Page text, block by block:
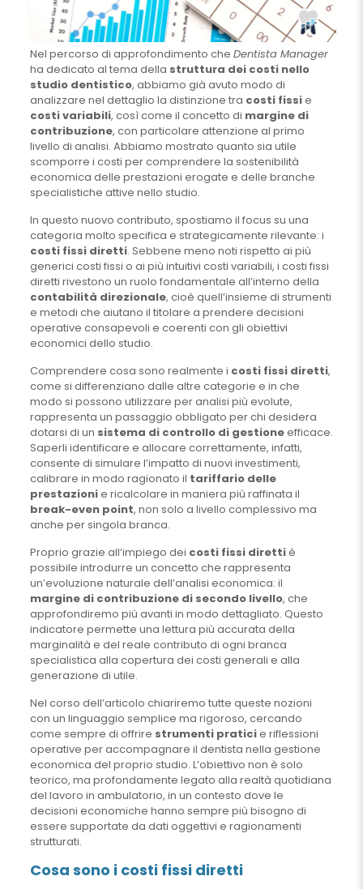
Nel percorso di approfondimento che Dentista Manager
ha dedicato al tema della struttura dei costi nello
studio dentistico, abbiamo già avuto modo di
analizzare nel dettaglio la distinzione tra costi fissie
costi variabili, così come il concetto di margine di
contribuzione, con particolare attenzione al primo
livello di analisi. Abbiamo mostrato quanto sia utile
scomporre i costi per comprendere la sostenibilità
economica delle prestazioni erogate e delle branche
specialistiche attive nello studio.
In questo nuovo contributo, spostiamo il focus su una
categoria molto specifica e strategicamente rilevante: i
costi fissi diretti. Sebbene meno noti rispetto ai più
generici costi fissi o ai più intuitivi costi variabili, i costi fissi
diretti rivestono un ruolo fondamentale all’interno della
contabilità direzionale, cioè quell’insieme di strumenti
e metodi che aiutano il titolare a prendere decisioni
operative consapevoli e coerenti con gli obiettivi
economici dello studio.
Comprendere cosa sono realmente i costi fissi diretti,
come si differenziano dalle altre categorie e in che
modo si possono utilizzare per analisi più evolute,
rappresenta un passaggio obbligato per chi desidera
dotarsi di un sistema di controllo di gestioneefficace.
Saperli identificare e allocare correttamente, infatti,
consente di simulare l’impatto di nuovi investimenti,
calibrare in modo ragionato il tariffario delle
prestazionie ricalcolare in maniera più raffinata il
break-even point, non solo a livello complessivo ma
anche per singola branca.
Proprio grazie all’impiego dei costi fissi direttiè
possibile introdurre un concetto che rappresenta
un’evoluzione naturale dell’analisi economica: il
margine di contribuzione di secondo livello, che
approfondiremo più avanti in modo dettagliato. Questo
indicatore permette una lettura più accurata della
marginalità e del reale contributo di ogni branca
specialistica alla copertura dei costi generali e alla
generazione di utile.
Nel corso dell’articolo chiariremo tutte queste nozioni
con un linguaggio semplice ma rigoroso, cercando
come sempre di offrire strumenti praticie riflessioni
operative per accompagnare il dentista nella gestione
economica del proprio studio. L’obiettivo non è solo
teorico, ma profondamente legato alla realtà quotidiana
del lavoro in ambulatorio, in un contesto dove le
decisioni economiche hanno sempre più bisogno di
essere supportate da dati oggettivi e ragionamenti
strutturati.
Cosa sono i costi fissi diretti